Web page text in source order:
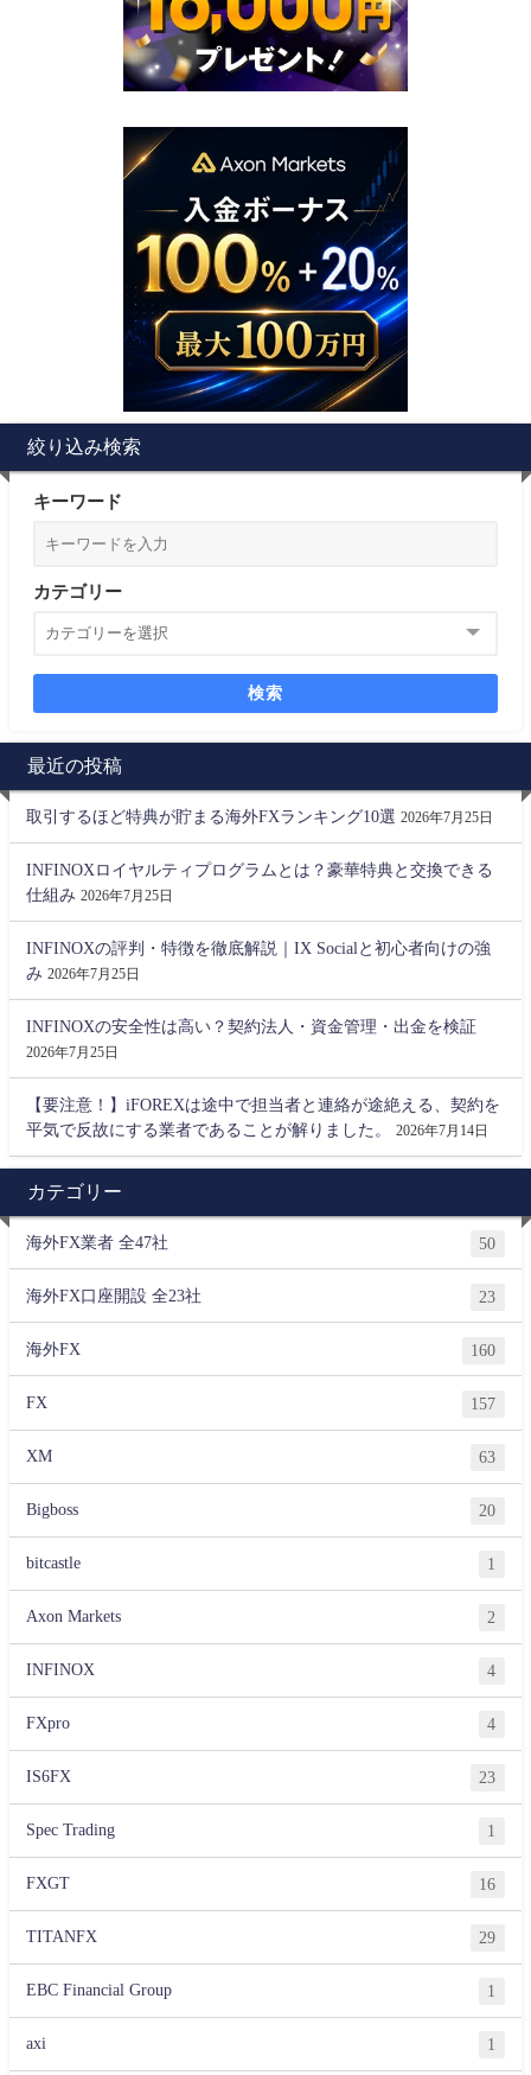
絞り込み検索
キーワード
カテゴリー
検索
最近の投稿
取引するほど特典が貯まる海外FXランキング10選 2026年7月25日
INFINOXロイヤルティプログラムとは？豪華特典と交換できる
仕組み 2026年7月25日
INFINOXの評判・特徴を徹底解説｜IX Socialと初心者向けの強
み 2026年7月25日
INFINOXの安全性は高い？契約法人・資金管理・出金を検証
2026年7月25日
【要注意！】iFOREXは途中で担当者と連絡が途絶える、契約を
平気で反故にする業者であることが解りました。
2026年7月14日
カテゴリー
海外FX業者 全47社 50
海外FX口座開設 全23社 23
海外FX 160
FX 157
XM 63
Bigboss 20
bitcastle 1
Axon Markets 2
INFINOX 4
FXpro 4
IS6FX 23
Spec Trading 1
FXGT 16
TITANFX 29
EBC Financial Group 1
axi 1